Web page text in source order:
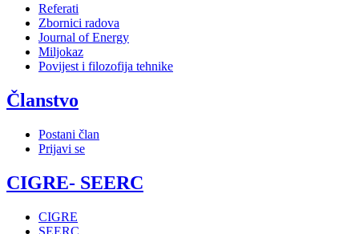
Referati
Zbornici radova
Journal of Energy
Miljokaz
Povijest i filozofija tehnike
Članstvo
Postani član
Prijavi se
CIGRE- SEERC
CIGRE
SEERC